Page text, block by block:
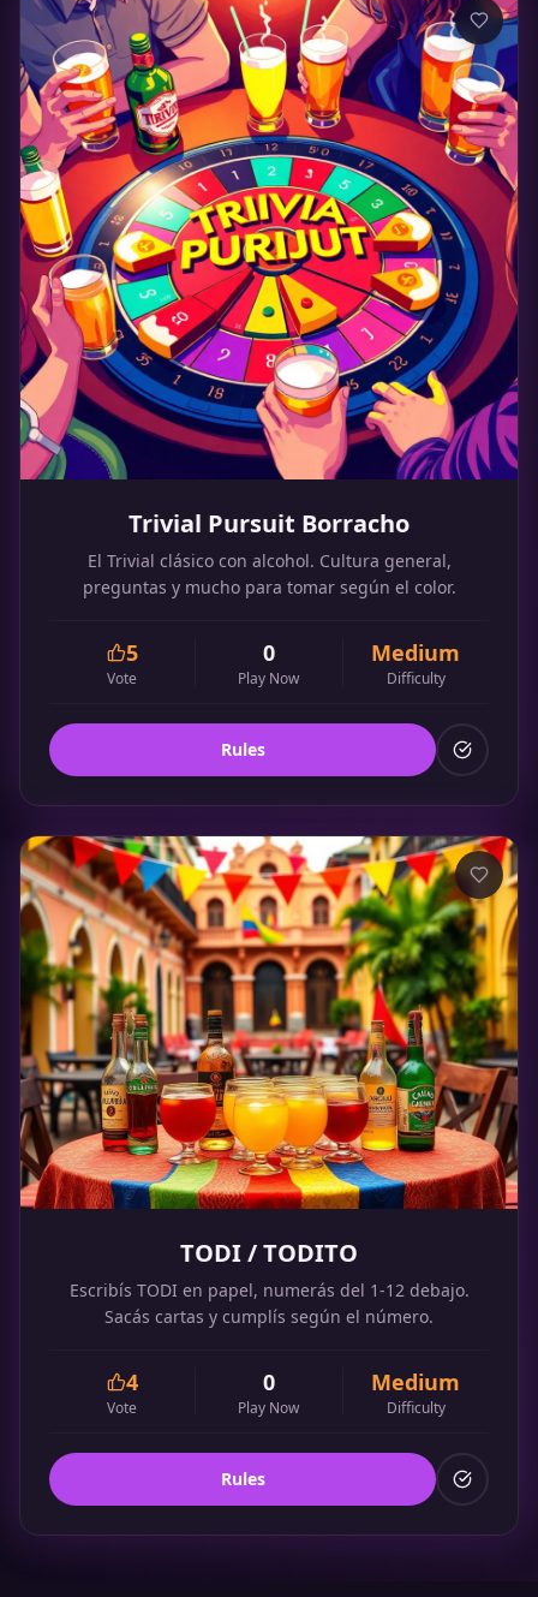
Trivial Pursuit Borracho
El Trivial clásico con alcohol. Cultura general,
preguntas y mucho para tomar según el color.
5
Vote
0
Play Now
Medium
Difficulty
Rules
TODI / TODITO
Escribís TODI en papel, numerás del 1-12 debajo.
Sacás cartas y cumplís según el número.
4
Vote
0
Play Now
Medium
Difficulty
Rules